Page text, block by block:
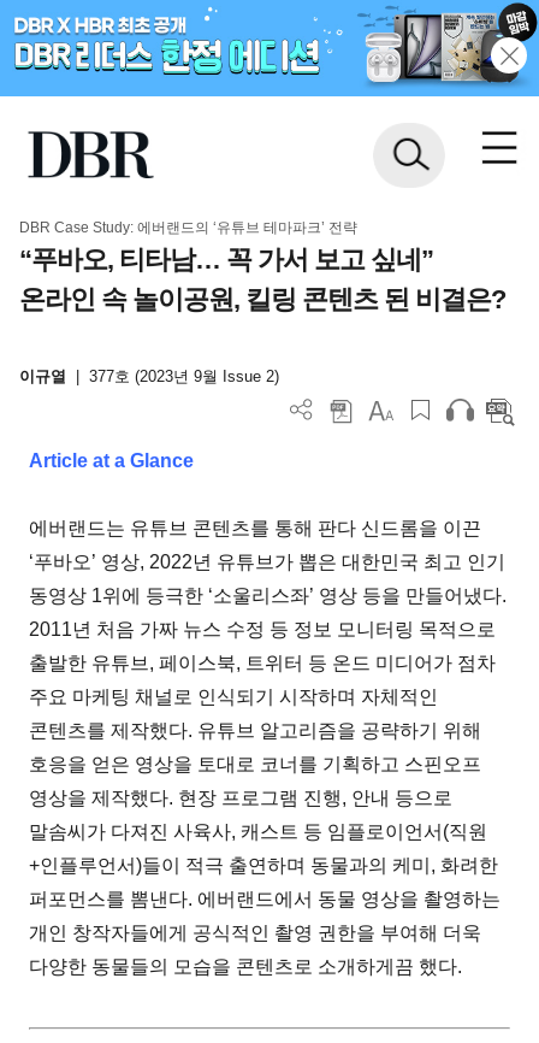
DBR Case Study: 에버랜드의 ‘유튜브 테마파크’ 전략
“푸바오, 티타남… 꼭 가서 보고 싶네”
온라인 속 놀이공원, 킬링 콘텐츠 된 비결은?
이규열 377호 (2023년 9월 Issue 2)
Article at a Glance
에버랜드는 유튜브 콘텐츠를 통해 판다 신드롬을 이끈
‘푸바오’ 영상, 2022년 유튜브가 뽑은 대한민국 최고 인기
동영상 1위에 등극한 ‘소울리스좌’ 영상 등을 만들어냈다.
2011년 처음 가짜 뉴스 수정 등 정보 모니터링 목적으로
출발한 유튜브, 페이스북, 트위터 등 온드 미디어가 점차
주요 마케팅 채널로 인식되기 시작하며 자체적인
콘텐츠를 제작했다. 유튜브 알고리즘을 공략하기 위해
호응을 얻은 영상을 토대로 코너를 기획하고 스핀오프
영상을 제작했다. 현장 프로그램 진행, 안내 등으로
말솜씨가 다져진 사육사, 캐스트 등 임플로이언서(직원
+인플루언서)들이 적극 출연하며 동물과의 케미, 화려한
퍼포먼스를 뽐낸다. 에버랜드에서 동물 영상을 촬영하는
개인 창작자들에게 공식적인 촬영 권한을 부여해 더욱
다양한 동물들의 모습을 콘텐츠로 소개하게끔 했다.